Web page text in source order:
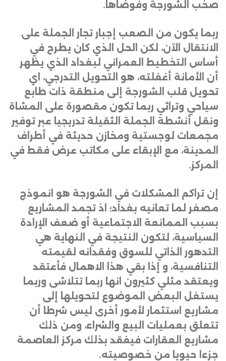
صخب الشورجة وفوضاها .
ربما يكون من الصعب إجبار تجار الجملة على
الانتقال الآن، لكن الحل الذي كان يطرح في
أساس التخطيط العمراني لبغداد الذي يظهر
أن الأمانة أغفلته، هو التحويل التدرجي، اي
تحويل قلب الشورجة إلى منطقة ذات طابع
سياحي وتراثي ربما تكون مقصورة على المشاة
ونقل أنشطة الجملة الثقيلة تدريجيا عبر توفير
مجمعات لوجستية ومخازن حديثة في أطراف
المدينة، مع الإبقاء على مكاتب عرض فقط في
المركز.
إن تراكم المشكلات في الشورجة هو انموذج
مصغر لما تعانيه بغداد؛ اذ تجمد المشاريع
بسبب الممانعة الاجتماعية أو ضعف الإرادة
السياسية، لتكون النتيجة في النهاية هي
التدهور الذاتي للسوق وفقدانه لقيمته
التنافسية، و إذا بقي هذا الاهمال فأعتقد
ويعتقد مثلي كثيرون انها ربما تتلاشى وربما
يستغل البعض الموضوع لتحويلها إلى
مشاريع استثمار لأمور أخرى ليس شرطا أن
تتعلق بعمليات البيع والشراء، ومن ذلك
مشاريع العقارات فيفقد بذلك مركز العاصمة
جزءا حيويا من خصوصيته.